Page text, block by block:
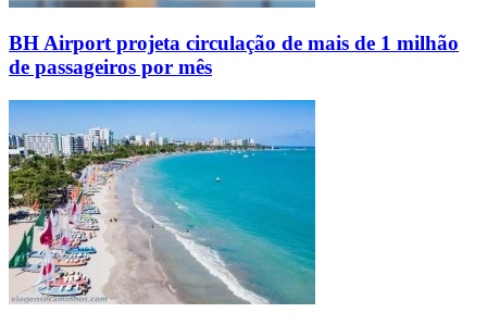
BH Airport projeta circulação de mais de 1 milhão
de passageiros por mês